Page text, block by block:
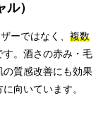
）
ーではなく、 複数
す。酒さの赤み・毛
質感改善にも効果
向いています。